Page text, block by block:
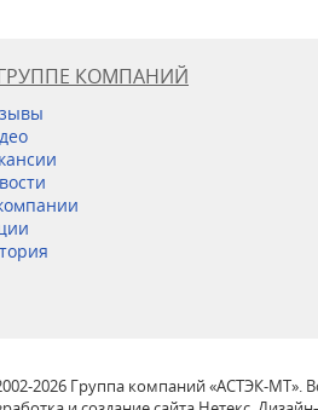
КОМПАНИЙ
2026 Группа компаний «АСТЭК-МТ».